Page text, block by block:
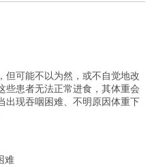
但可能不以为然，或不自觉地改
些患者无法正常进食，其体重会
出现吞咽困难、不明原因体重下
难